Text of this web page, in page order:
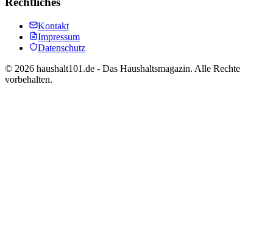
Kontakt
Impressum
Datenschutz
© 2026 haushalt101.de - Das Haushaltsmagazin. Alle Rechte
vorbehalten.